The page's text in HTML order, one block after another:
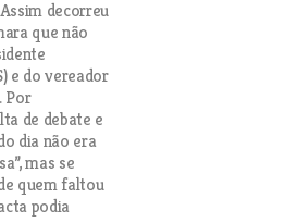
decorreu
que não
e do vereador
Por
de debate e
dia não era
mas se
quem faltou
podia